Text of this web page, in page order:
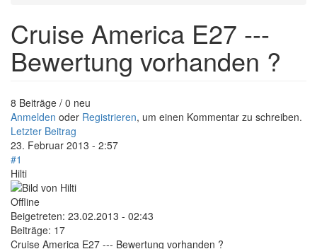
Cruise America E27 ---
Bewertung vorhanden ?
8 Beiträge / 0 neu
Anmelden oder Registrieren, um einen Kommentar zu schreiben.
Letzter Beitrag
23. Februar 2013 - 2:57
#1
Hilti
Offline
Beigetreten: 23.02.2013 - 02:43
Beiträge: 17
Cruise America E27 --- Bewertung vorhanden ?